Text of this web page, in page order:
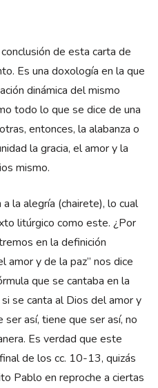
de esta carta de
Es una doxología en la que
dinámica del mismo
todo lo que se dice de una
entonces, la alabanza o
la gracia, el amor y la
mismo.
la alegría (chairete), lo cual
litúrgico como este. ¿Por
en la definición
amor y de la paz” nos dice
que se cantaba en la
se canta al Dios del amor y
así, tiene que ser así, no
Es verdad que este
de los cc. 10-13, quizás
Pablo en reproche a ciertas